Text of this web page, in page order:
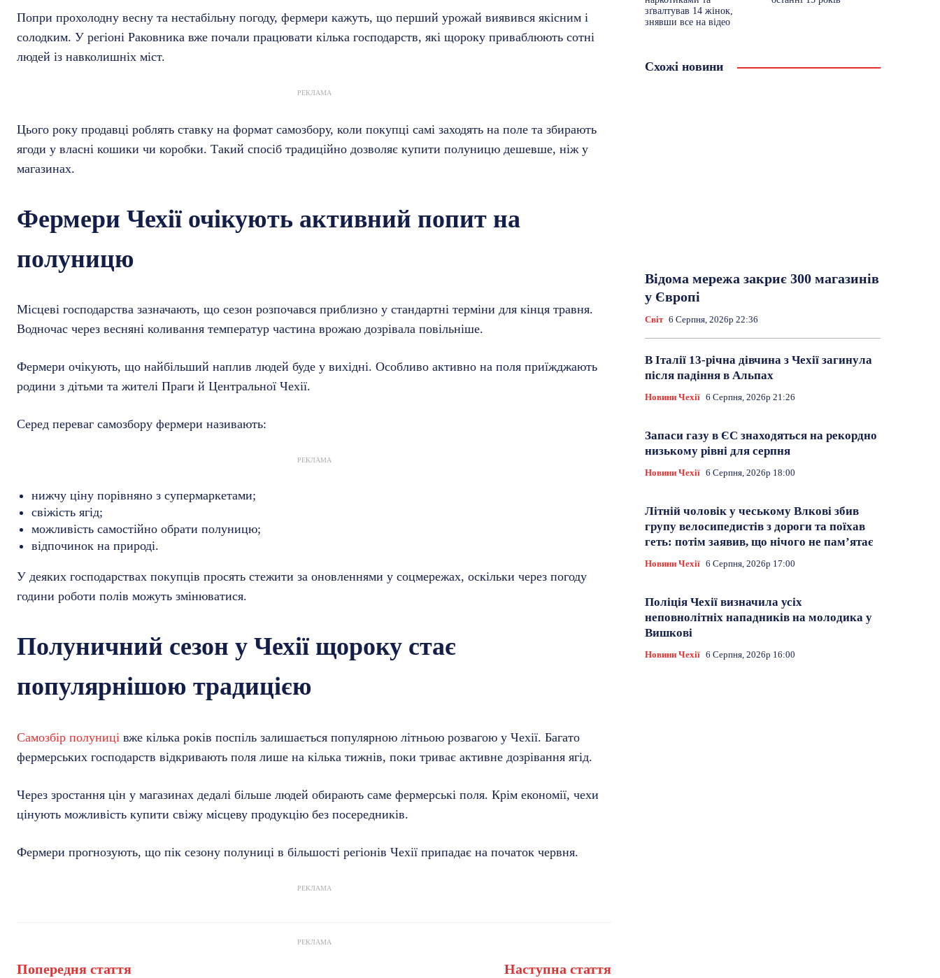
Попри прохолодну весну та нестабільну погоду, фермери кажуть, що перший урожай виявився якісним і
солодким. У регіоні Раковника вже почали працювати кілька господарств, які щороку приваблюють сотні
людей із навколишніх міст.
РЕКЛАМА
Цього року продавці роблять ставку на формат самозбору, коли покупці самі заходять на поле та збирають
ягоди у власні кошики чи коробки. Такий спосіб традиційно дозволяє купити полуницю дешевше, ніж у
магазинах.
Фермери Чехії очікують активний попит на
полуницю
Місцеві господарства зазначають, що сезон розпочався приблизно у стандартні терміни для кінця травня.
Водночас через весняні коливання температур частина врожаю дозрівала повільніше.
Фермери очікують, що найбільший наплив людей буде у вихідні. Особливо активно на поля приїжджають
родини з дітьми та жителі Праги й Центральної Чехії.
Серед переваг самозбору фермери називають:
РЕКЛАМА
нижчу ціну порівняно з супермаркетами;
свіжість ягід;
можливість самостійно обрати полуницю;
відпочинок на природі.
У деяких господарствах покупців просять стежити за оновленнями у соцмережах, оскільки через погоду
години роботи полів можуть змінюватися.
Полуничний сезон у Чехії щороку стає
популярнішою традицією
Самозбір полуниці вже кілька років поспіль залишається популярною літньою розвагою у Чехії. Багато
фермерських господарств відкривають поля лише на кілька тижнів, поки триває активне дозрівання ягід.
Через зростання цін у магазинах дедалі більше людей обирають саме фермерські поля. Крім економії, чехи
цінують можливість купити свіжу місцеву продукцію без посередників.
Фермери прогнозують, що пік сезону полуниці в більшості регіонів Чехії припадає на початок червня.
РЕКЛАМА
РЕКЛАМА
Попередня стаття Наступна стаття
зґвалтував 14 жінок,
знявши все на відео
Схожі новини
Відома мережа закриє 300 магазинів
у Європі
Світ 6 Серпня, 2026р 22:36
В Італії 13-річна дівчина з Чехії загинула
після падіння в Альпах
Новини Чехії 6 Серпня, 2026р 21:26
Запаси газу в ЄС знаходяться на рекордно
низькому рівні для серпня
Новини Чехії 6 Серпня, 2026р 18:00
Літній чоловік у чеському Влкові збив
групу велосипедистів з дороги та поїхав
геть: потім заявив, що нічого не пам’ятає
Новини Чехії 6 Серпня, 2026р 17:00
Поліція Чехії визначила усіх
неповнолітніх нападників на молодика у
Вишкові
Новини Чехії 6 Серпня, 2026р 16:00